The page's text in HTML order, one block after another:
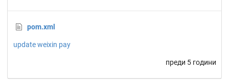
pom.xml
update weixin pay
преди 5 години